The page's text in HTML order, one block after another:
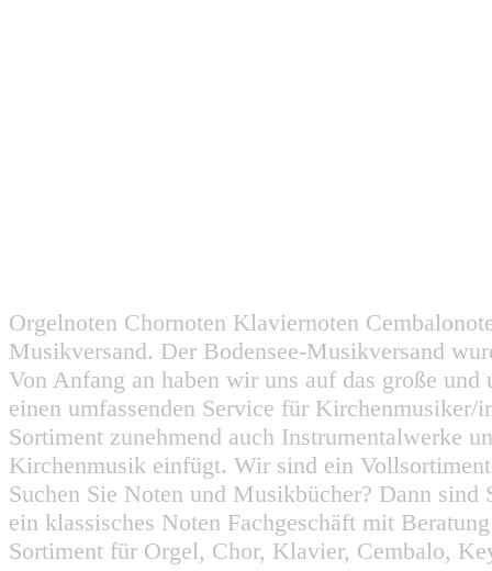
Orgelnoten Chornoten Klaviernoten
Musikversand. Der Bodensee-Musikversand
Von Anfang an haben wir uns auf das große
einen umfassenden Service für
Sortiment zunehmend auch Instrumentalwerke
Kirchenmusik einfügt. Wir sind ein
Suchen Sie Noten und Musikbücher? Dann
ein klassisches Noten Fachgeschäft mit
Sortiment für Orgel, Chor, Klavier, Cembalo,